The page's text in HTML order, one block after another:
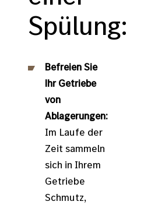
Spülung:
Befreien Sie
Ihr Getriebe
von
Ablagerungen:
Im Laufe der
Zeit sammeln
sich in Ihrem
Getriebe
Schmutz,